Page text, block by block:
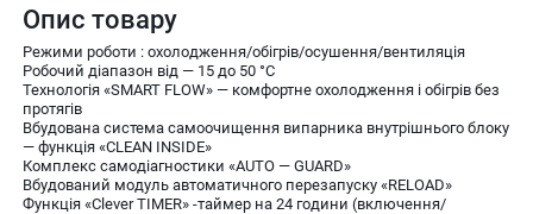
Опис товару
Режими роботи : охолодження/обігрів/осушення/вентиляція
Робочий діапазон від — 15 до 50 °C
Технологія «SMART FLOW» — комфортне охолодження і обігрів без
протягів
Вбудована система самоочищення випарника внутрішнього блоку
— функція «CLEAN INSIDE»
Комплекс самодіагностики «AUTO — GUARD»
Вбудований модуль автоматичного перезапуску «RELOAD»
Функція «Сlever TIMER» -таймер на 24 години (включення/